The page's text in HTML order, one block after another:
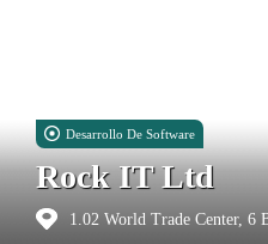
Desarrollo De Software
Rock IT Ltd
1.02 World Trade Center, 6